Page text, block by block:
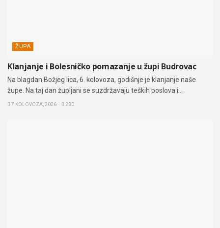
ŽUPA
Klanjanje i Bolesničko pomazanje u župi Budrovac
Na blagdan Božjeg lica, 6. kolovoza, godišnje je klanjanje naše
župe. Na taj dan župljani se suzdržavaju teških poslova i...
7 KOLOVOZA, 2026 230